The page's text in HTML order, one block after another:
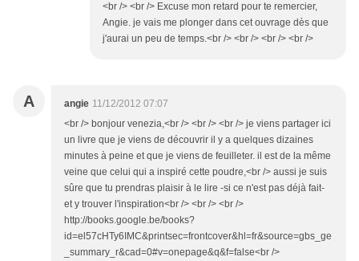
<br /> <br /> Excuse mon retard pour te remercier,
Angie. je vais me plonger dans cet ouvrage dès que
j'aurai un peu de temps.<br /> <br /> <br /> <br />
A angie 11/12/2012 07:07
<br /> bonjour venezia,<br /> <br /> <br /> je viens partager ici
un livre que je viens de découvrir il y a quelques dizaines
minutes à peine et que je viens de feuilleter. il est de la même
veine que celui qui a inspiré cette poudre,<br /> aussi je suis
sûre que tu prendras plaisir à le lire -si ce n'est pas déjà fait-
et y trouver l'inspiration<br /> <br /> <br />
http://books.google.be/books?
id=el57cHTy6IMC&printsec=frontcover&hl=fr&source=gbs_ge
_summary_r&cad=0#v=onepage&q&f=false<br />